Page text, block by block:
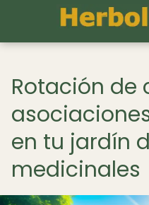
Rotación de
en tu jardín
medicinales